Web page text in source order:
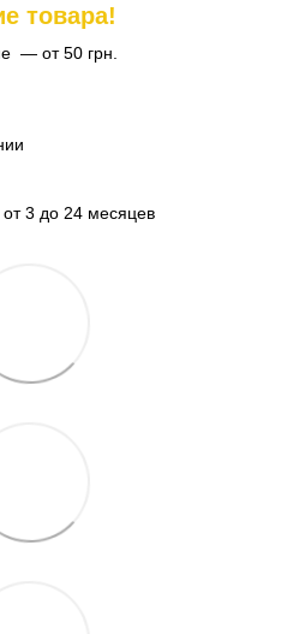
товара!
— от 50 грн.
от 3 до 24 месяцев